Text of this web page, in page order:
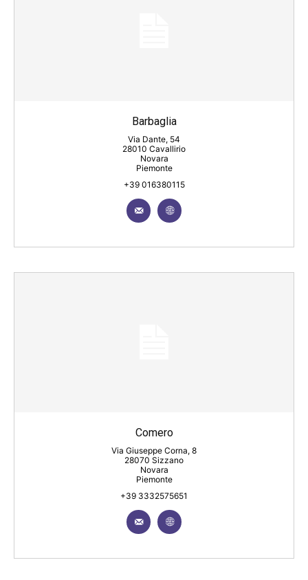
Barbaglia
Via Dante, 54
28010 Cavallirio
Novara
Piemonte
+39 016380115
Comero
Via Giuseppe Corna, 8
28070 Sizzano
Novara
Piemonte
+39 3332575651